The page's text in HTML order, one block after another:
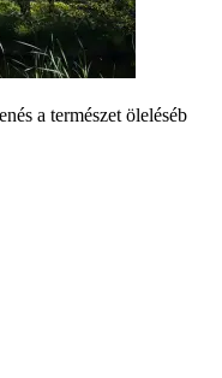
a természet öleléséb